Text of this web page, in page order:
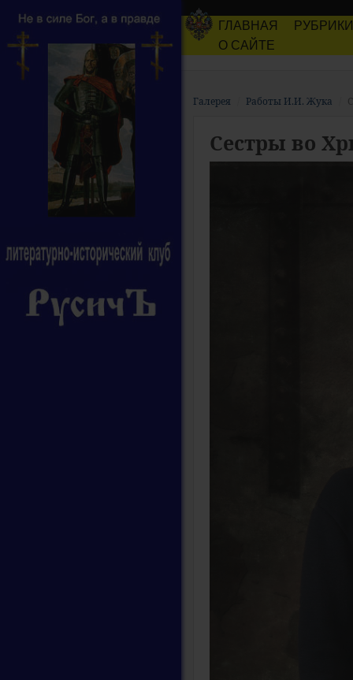
ГЛАВНАЯ
РУБРИКИ
О САЙТЕ
Галерея Работы И.И. Жука
Сестры во